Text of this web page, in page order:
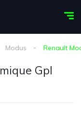
Modus Renault
Gpl